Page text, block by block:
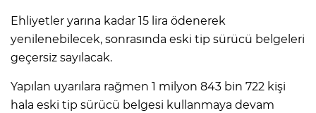
Ehliyetler yarına kadar 15 lira ödenerek
yenilenebilecek, sonrasında eski tip sürücü belgeleri
geçersiz sayılacak.
Yapılan uyarılara rağmen 1 milyon 843 bin 722 kişi
hala eski tip sürücü belgesi kullanmaya devam